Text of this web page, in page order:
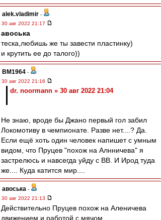
alek.vladimir -
30 авг 2022 21:17
авоська
теска,любишь же ты завести пластинку)
и крутить ее до талого))
BM1964 -
30 авг 2022 21:16
dr. noormann » 30 авг 2022 21:04
Не знаю, вроде бы Джано первый гол забил
Локомотиву в чемпионате. Разве нет....? Да.
Если ещё хоть один человек напишет с умным
видом, что Пруцев "похож на Алнничева" я
застрелюсь и навсегда уйду с ВВ. И Ирод туда
же.... Куда катится мир....
авоська -
30 авг 2022 21:13
Действительно Пруцев похож на Аленичева
движением и работой с мячом.